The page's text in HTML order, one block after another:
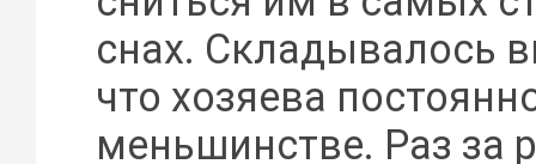
снах. Складывалось
что хозяева
меньшинстве. Раз за